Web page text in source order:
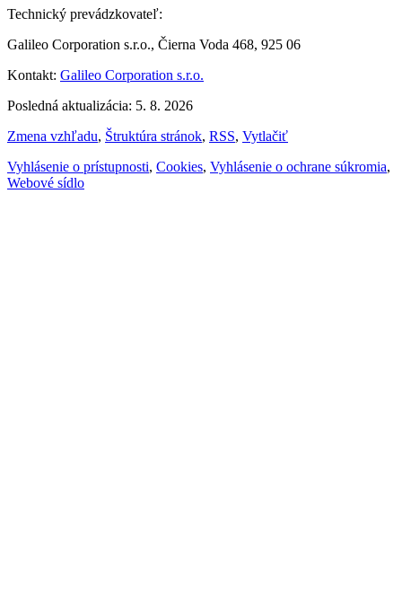
Technický prevádzkovateľ:
Galileo Corporation s.r.o., Čierna Voda 468, 925 06
Kontakt: Galileo Corporation s.r.o.
Posledná aktualizácia: 5. 8. 2026
Zmena vzhľadu, Štruktúra stránok, RSS, Vytlačiť
Vyhlásenie o prístupnosti, Cookies, Vyhlásenie o ochrane súkromia,
Webové sídlo